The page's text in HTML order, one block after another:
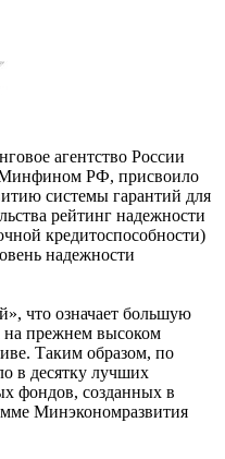
агентство России
Минфином РФ, присвоило
системы гарантий для
рейтинг надежности
кредитоспособности)
надежности
что означает большую
на прежнем высоком
Таким образом, по
в десятку лучших
фондов, созданных в
Минэкономразвития